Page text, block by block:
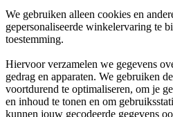
We gebruiken alleen cookies en
gepersonaliseerde winkelervaring te
toestemming.
Hiervoor verzamelen we gegevens
gedrag en apparaten. We gebruiken
voortdurend te optimaliseren, om je
en inhoud te tonen en om
kunnen jouw gecodeerde gegevens